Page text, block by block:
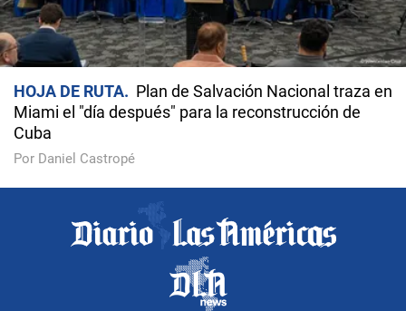
HOJA DE RUTA
Plan de Salvación Nacional traza en
Miami el "día después" para la reconstrucción de
Cuba
Por Daniel Castropé